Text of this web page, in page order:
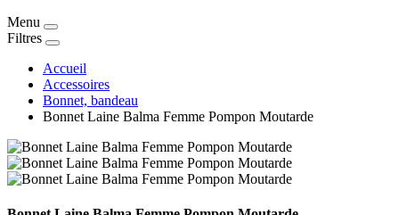
Menu
Filtres
Accueil
Accessoires
Bonnet, bandeau
Bonnet Laine Balma Femme Pompon Moutarde